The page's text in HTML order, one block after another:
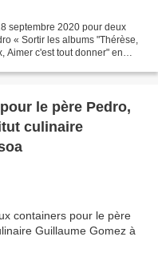
septembre 2020 pour deux
« Sortir les albums "Thérèse,
Aimer c'est tout donner" en
le père Pedro,
culinaire